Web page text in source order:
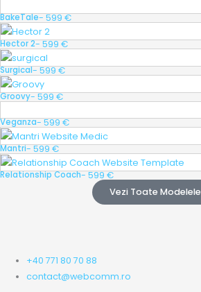
BakeTale- 599 €
Hector 2- 599 €
Surgical- 599 €
Groovy- 599 €
Veganza- 599 €
Mantri- 599 €
Relationship Coach- 599 €
Vezi Toate Modelele
+40 771 80 70 88
contact@webcomm.ro